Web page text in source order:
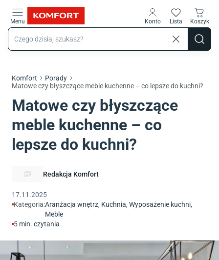
Menu Konto Lista Koszyk
Komfort
Porady
Matowe czy błyszczące meble kuchenne – co lepsze do kuchni?
Matowe czy błyszczące
meble kuchenne – co
lepsze do kuchni?
Redakcja Komfort
17.11.2025
Kategoria:Aranżacja wnętrz, Kuchnia,Wyposażenie kuchni,
Meble
5 min. czytania